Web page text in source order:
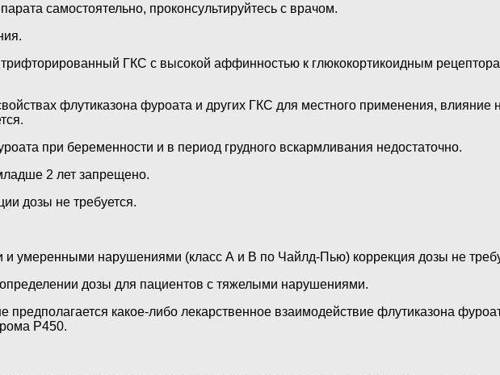
самостоятельно, проконсультируйтесь с врачом.
ГКС с высокой аффинностью к глюкокортикоидным
флутиказона фуроата и других ГКС для местного применения, влияние
при беременности и в период грудного вскармливания недостаточно.
2 лет запрещено.
дозы не требуется.
и умеренными нарушениями (класс А и В по Чайлд-Пью) коррекция дозы не
дозы для пациентов с тяжелыми нарушениями.
предполагается какое-либо лекарственное взаимодействие флутиказона
Р450.